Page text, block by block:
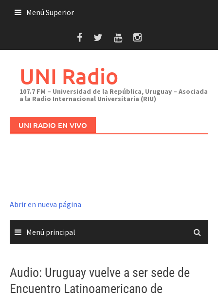
Menú Superior
UNI Radio
107.7 FM – Universidad de la República, Uruguay – Asociada
a la Radio Internacional Universitaria (RIU)
UNI RADIO EN VIVO
Abrir en nueva página
Menú principal
Audio: Uruguay vuelve a ser sede de
Encuentro Latinoamericano de